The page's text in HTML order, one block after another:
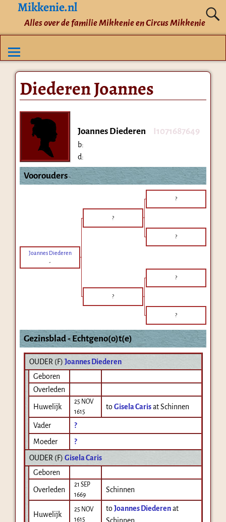
Mikkenie.nl
Alles over de familie Mikkenie en Circus Mikkenie
Diederen Joannes
Joannes Diederen I1071687649
b:
d:
Voorouders
?
?
?
Joannes Diederen
-
?
?
?
Gezinsblad - Echtgeno(o)t(e)
OUDER (F) Joannes Diederen
Geboren
Overleden
Huwelijk
25 NOV
1615
toGisela Caris at Schinnen
Vader
?
Moeder
?
OUDER (F) Gisela Caris
Geboren
Overleden
21 SEP
1669
Schinnen
Huwelijk
25 NOV
1615
toJoannes Diederen at
Schinnen